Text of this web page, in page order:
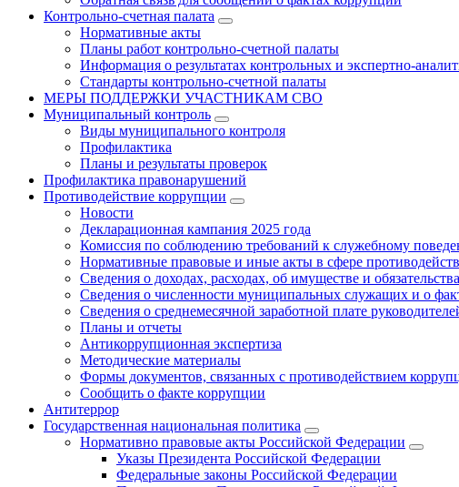
Контрольно-счетная палата
Нормативные акты
Планы работ контрольно-счетной палаты
Информация о результатах контрольных и экспертно-
Стандарты контрольно-счетной палаты
МЕРЫ ПОДДЕРЖКИ УЧАСТНИКАМ СВО
Муниципальный контроль
Виды муниципального контроля
Профилактика
Планы и результаты проверок
Профилактика правонарушений
Противодействие коррупции
Новости
Декларационная кампания 2025 года
Комиссия по соблюдению требований к служебному
Нормативные правовые и иные акты в сфере
Сведения о доходах, расходах, об имуществе и
Сведения о численности муниципальных служащих и о
Сведения о среднемесячной заработной плате
Планы и отчеты
Антикоррупционная экспертиза
Методические материалы
Формы документов, связанных с противодействием
Сообщить о факте коррупции
Антитеррор
Государственная национальная политика
Нормативно правовые акты Российской Федерации
Указы Президента Российской Федерации
Федеральные законы Российской Федерации